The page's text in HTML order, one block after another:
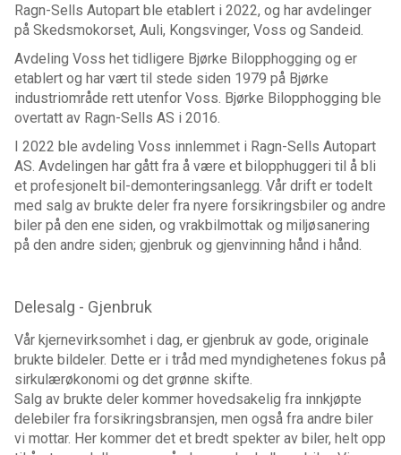
Ragn-Sells Autopart ble etablert i 2022, og har avdelinger
på Skedsmokorset, Auli, Kongsvinger, Voss og Sandeid.
Avdeling Voss het tidligere Bjørke Bilopphogging og er
etablert og har vært til stede siden 1979 på Bjørke
industriområde rett utenfor Voss. Bjørke Bilopphogging ble
overtatt av Ragn-Sells AS i 2016.
I 2022 ble avdeling Voss innlemmet i Ragn-Sells Autopart
AS. Avdelingen har gått fra å være et bilopphuggeri til å bli
et profesjonelt bil-demonteringsanlegg. Vår drift er todelt
med salg av brukte deler fra nyere forsikringsbiler og andre
biler på den ene siden, og vrakbilmottak og miljøsanering
på den andre siden; gjenbruk og gjenvinning hånd i hånd.
Delesalg - Gjenbruk
Vår kjernevirksomhet i dag, er gjenbruk av gode, originale
brukte bildeler. Dette er i tråd med myndighetenes fokus på
sirkulærøkonomi og det grønne skifte.
Salg av brukte deler kommer hovedsakelig fra innkjøpte
delebiler fra forsikringsbransjen, men også fra andre biler
vi mottar. Her kommer det et bredt spekter av biler, helt opp